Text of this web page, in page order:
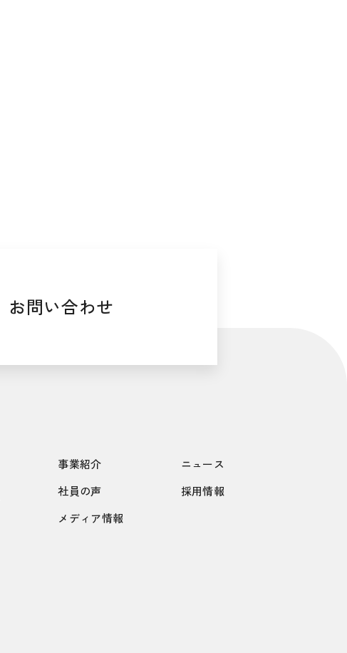
お問い合わせ
事業紹介
社員の声
メディア情報
ニュース
採用情報